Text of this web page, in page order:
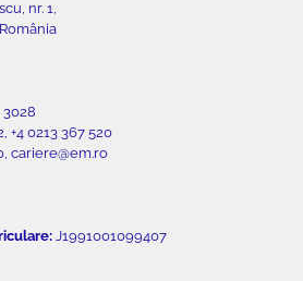
nr. 1,
3028
+4 0213 367 520
cariere@em.ro
J1991001099407